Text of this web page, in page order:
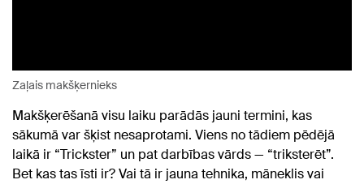
Zaļais makšķernieks
Makšķerēšanā visu laiku parādās jauni termini, kas
sākumā var šķist nesaprotami. Viens no tādiem pēdējā
laikā ir “Trickster” un pat darbības vārds — “triksterēt”.
Bet kas tas īsti ir? Vai tā ir jauna tehnika, māneklis vai